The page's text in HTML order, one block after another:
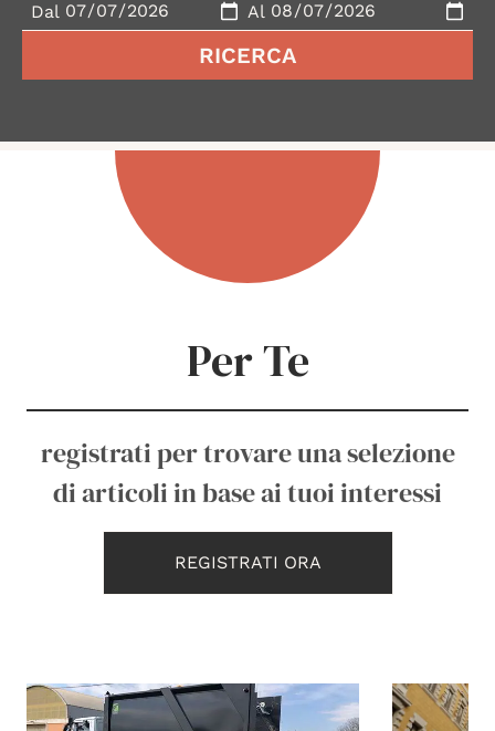
Dal
Al
RICERCA
Per Te
registrati per trovare una selezione
di articoli in base ai tuoi interessi
REGISTRATI ORA